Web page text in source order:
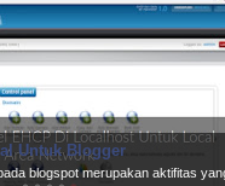
Untuk Blogger
blogspot merupakan aktifitas